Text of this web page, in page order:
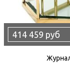
414 459 руб